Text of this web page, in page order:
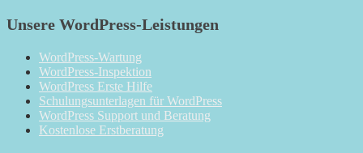
Unsere WordPress-Leistungen
WordPress-Wartung
WordPress-Inspektion
WordPress Erste Hilfe
Schulungsunterlagen für WordPress
WordPress Support und Beratung
Kostenlose Erstberatung